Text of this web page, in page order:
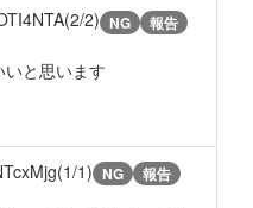
2) NG 報告
と思います
1) NG 報告